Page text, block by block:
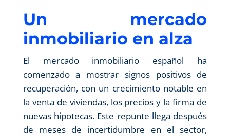
Un mercado
inmobiliario en alza
El mercado inmobiliario español ha
comenzado a mostrar signos positivos de
recuperación, con un crecimiento notable en
la venta de viviendas, los precios y la firma de
nuevas hipotecas. Este repunte llega después
de meses de incertidumbre en el sector,